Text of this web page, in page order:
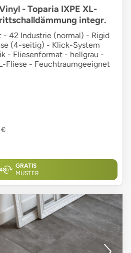
- Toparia IXPE XL-
integr.
42 Industrie (normal) - Rigid
(4-seitig) - Klick-System
- Fliesenformat - hellgrau -
Fliese - Feuchtraumgeeignet
€
GRATIS
MUSTER